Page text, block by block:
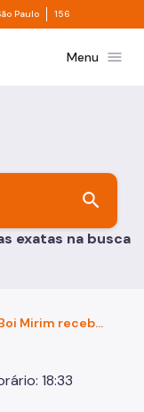
à informação
Paulo Divisor de
156
Menu menu
search
exatas na busca
M’Boi Mirim recebe nova Unidade de Pronto Atendimento (UPA) 24h
18:33